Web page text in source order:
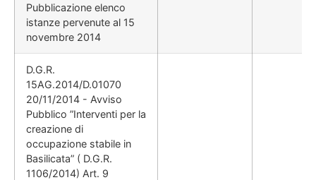
Pubblicazione elenco
istanze pervenute al 15
novembre 2014
D.G.R.
15AG.2014/D.01070
20/11/2014 - Avviso
Pubblico ”Interventi per la
creazione di
occupazione stabile in
Basilicata” ( D.G.R.
1106/2014) Art. 9